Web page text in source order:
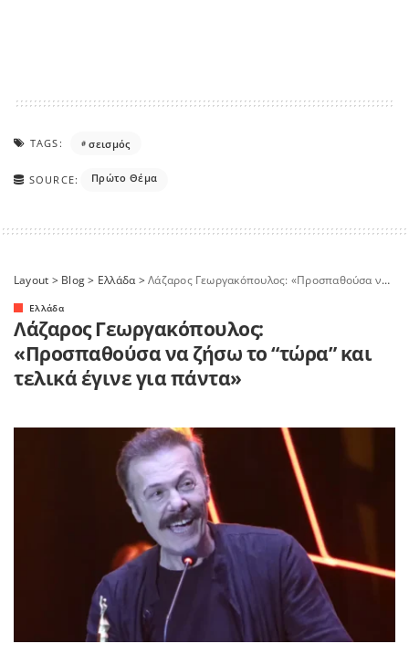
TAGS: σεισμός
SOURCE: Πρώτο Θέμα
Layout > Blog> Ελλάδα>Λάζαρος Γεωργακόπουλος: «Προσπαθούσα να ζήσω το “τώρα” και τελικά έγινε για πάντα»
Ελλάδα
Λάζαρος Γεωργακόπουλος:
«Προσπαθούσα να ζήσω το “τώρα” και
τελικά έγινε για πάντα»